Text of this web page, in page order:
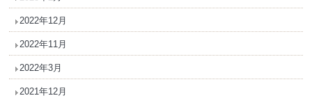
2022年12月
2022年11月
2022年3月
2021年12月